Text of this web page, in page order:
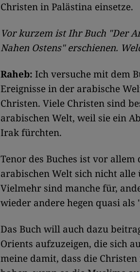
Christen in Palästina einsetze.
Vor kurzem ist Ihr Buch "Der
Nahen Ostens" erschienen.
Raheb: Ich versuche mit dem
Ereignisse in der arabische
Christen. Viele Christen sind
arabischen Welt, weil sie ein
Irak fürchten.
Tenor des Buches ist vor allem
arabischen Welt sich nicht alle
Vielmehr sind manche für,
wieder andere hegen quasi als
Das Buch will auch dazu
Orients aufzuzeigen, die sich
meine damit, dass die